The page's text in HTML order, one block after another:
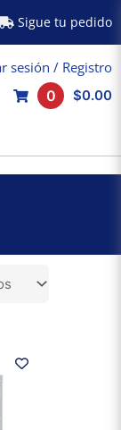
Sigue tu pedido
sesión / Registro
0
$0.00